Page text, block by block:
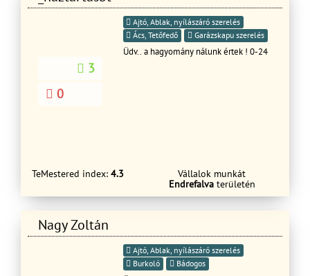
3
0
Ajtó, Ablak, nyílászáró szerelés
Ács, Tetőfedő
Garázskapu szerelés
Üdv.. a hagyomány nálunk értek ! 0-24
TeMestered index: 4.3
Vállalok munkát
Endrefalvaterületén
Nagy Zoltán
Ajtó, Ablak, nyílászáró szerelés
Burkoló
Bádogos